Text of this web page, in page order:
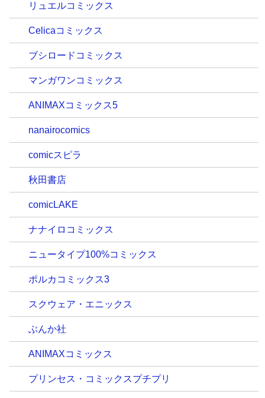
リュエルコミックス
Celicaコミックス
ブシロードコミックス
マンガワンコミックス
ANIMAXコミックス5
nanairocomics
comicスピラ
秋田書店
comicLAKE
ナナイロコミックス
ニュータイプ100%コミックス
ポルカコミックス3
スクウェア・エニックス
ぶんか社
ANIMAXコミックス
プリンセス・コミックスプチプリ